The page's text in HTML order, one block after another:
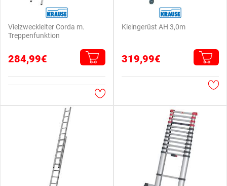
Vielzweckleiter Corda m.
Treppenfunktion
284,99€
Kleingerüst AH 3,0m
319,99€